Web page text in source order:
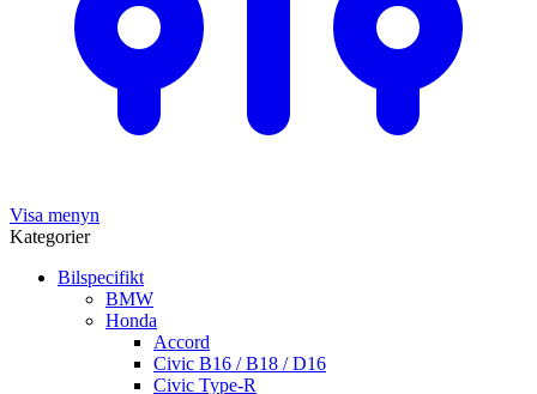
Visa menyn
Kategorier
Bilspecifikt
BMW
Honda
Accord
Civic B16 / B18 / D16
Civic Type-R